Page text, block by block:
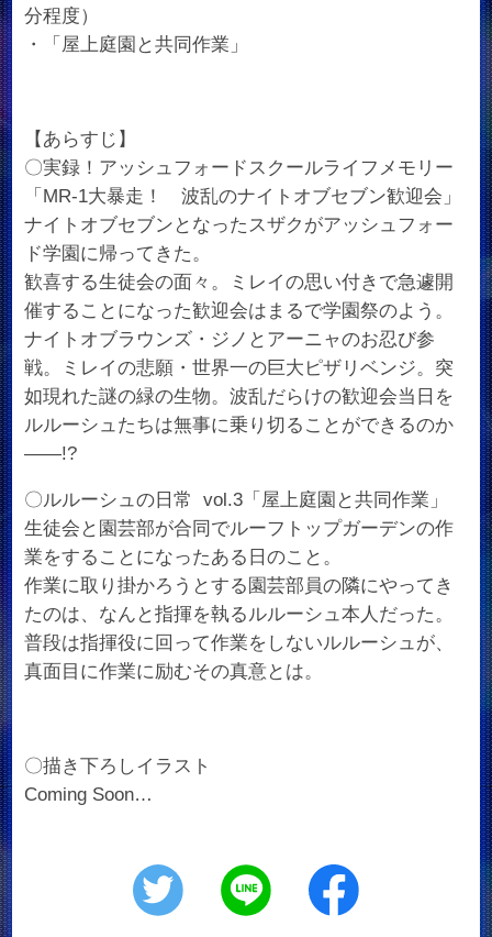
分程度）
・「屋上庭園と共同作業」
【あらすじ】
〇実録！アッシュフォードスクールライフメモリー
「MR-1大暴走！ 波乱のナイトオブセブン歓迎会」
ナイトオブセブンとなったスザクがアッシュフォー
ド学園に帰ってきた。
歓喜する生徒会の面々。ミレイの思い付きで急遽開
催することになった歓迎会はまるで学園祭のよう。
ナイトオブラウンズ・ジノとアーニャのお忍び参
戦。ミレイの悲願・世界一の巨大ピザリベンジ。突
如現れた謎の緑の生物。波乱だらけの歓迎会当日を
ルルーシュたちは無事に乗り切ることができるのか
――!?
〇ルルーシュの日常 vol.3「屋上庭園と共同作業」
生徒会と園芸部が合同でルーフトップガーデンの作
業をすることになったある日のこと。
作業に取り掛かろうとする園芸部員の隣にやってき
たのは、なんと指揮を執るルルーシュ本人だった。
普段は指揮役に回って作業をしないルルーシュが、
真面目に作業に励むその真意とは。
〇描き下ろしイラスト
Coming Soon…